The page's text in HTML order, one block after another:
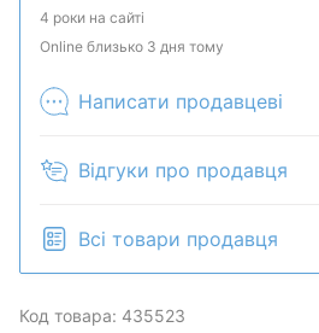
комплектацию у менеджера.
продан в розничном магазине.
4 роки на сайті
Online близько 3 дня тому
Написати продавцеві
Відгуки про продавця
Всі товари продавця
Код товара: 435523